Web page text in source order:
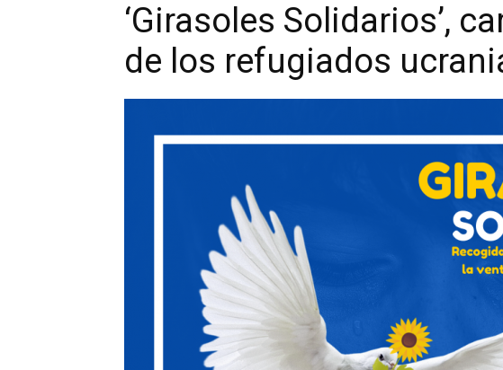
‘Girasoles Solidarios’,
de los refugiados